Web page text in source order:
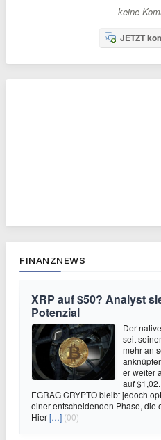
- keine
JETZT
FINANZNEWS
XRP auf $50? Analyst
Potenzial
Der
seit
mehr an
er weiter
auf
EGRAG CRYPTO bleibt jedoch
einer entscheidenden Phase, die
Hier[…] (00)